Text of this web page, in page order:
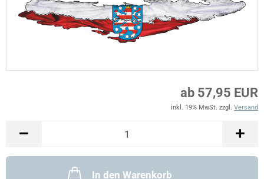
ab 57,95 EUR
inkl. 19% MwSt. zzgl. Versand
In den Warenkorb